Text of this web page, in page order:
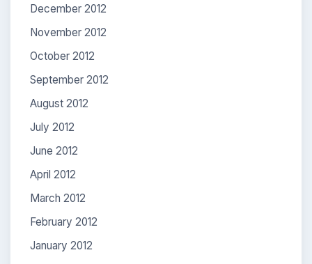
December 2012
November 2012
October 2012
September 2012
August 2012
July 2012
June 2012
April 2012
March 2012
February 2012
January 2012